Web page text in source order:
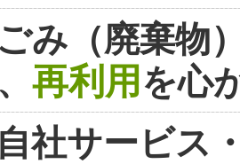
み（廃棄物
再利用を心
社サービス